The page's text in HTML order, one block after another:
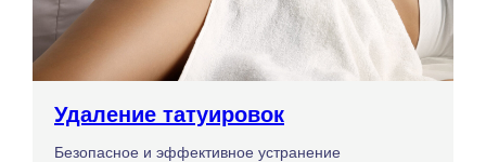
Удаление татуировок
Безопасное и эффективное устранение